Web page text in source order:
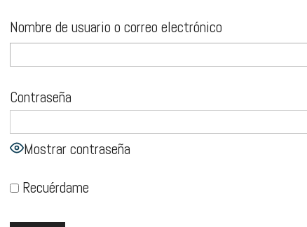
Nombre de usuario o correo electrónico
Contraseña
Mostrar contraseña
Recuérdame